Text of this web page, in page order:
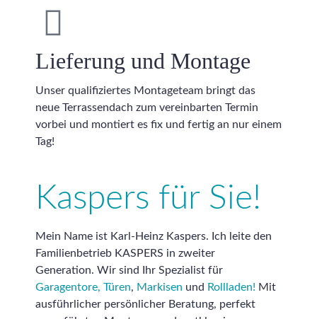
Lieferung und Montage
Unser qualifiziertes Montageteam bringt das
neue Terrassendach zum vereinbarten Termin
vorbei und montiert es fix und fertig an nur einem
Tag!
Kaspers für Sie!
Mein Name ist Karl-Heinz Kaspers. Ich leite den
Familienbetrieb KASPERS in zweiter
Generation. Wir sind Ihr Spezialist für
Garagentore, Türen, Markisen und Rollladen! Mit
ausführlicher persönlicher Beratung, perfekt